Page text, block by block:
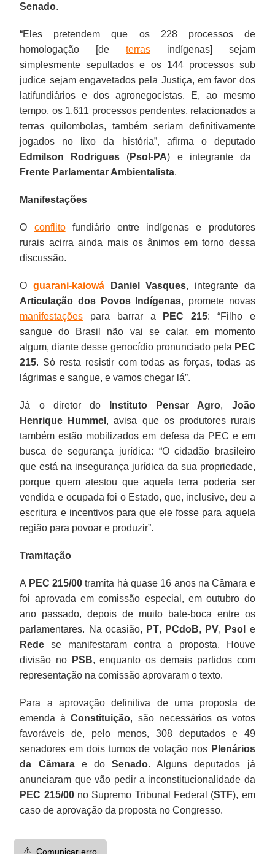
Senado.
“Eles pretendem que os 228 processos de
homologação [de terras indígenas] sejam
simplesmente sepultados e os 144 processos sub
judice sejam engavetados pela Justiça, em favor dos
latifundiários e dos agronegocistas. E, ao mesmo
tempo, os 1.611 processos pendentes, relacionados a
terras quilombolas, também seriam definitivamente
jogados no lixo da história”, afirma o deputado
Edmilson Rodrigues (Psol-PA) e integrante da
Frente Parlamentar Ambientalista.
Manifestações
O conflitofundiário entre indígenas e produtores
rurais acirra ainda mais os ânimos em torno dessa
discussão.
Oguarani-kaiowá Daniel Vasques, integrante da
Articulação dos Povos Indígenas, promete novas
manifestações para barrar a PEC 215: “Filho e
sangue do Brasil não vai se calar, em momento
algum, diante desse genocídio pronunciado pela PEC
215. Só resta resistir com todas as forças, todas as
lágrimas e sangue, e vamos chegar lá”.
Já o diretor do Instituto Pensar Agro, João
Henrique Hummel , avisa que os produtores rurais
também estão mobilizados em defesa da PEC e em
busca de segurança jurídica: “O cidadão brasileiro
que está na insegurança jurídica da sua propriedade,
porque quem atestou que aquela terra poderia ser
vendida e ocupada foi o Estado, que, inclusive, deu a
escritura e incentivos para que ele fosse para aquela
região para povoar e produzir”.
Tramitação
A PEC 215/00 tramita há quase 16 anos na Câmara e
foi aprovada em comissão especial, em outubro do
ano passado, depois de muito bate-boca entre os
parlamentares. Na ocasião, PT, PCdoB, PV, Psol
e
Rede se manifestaram contra a proposta. Houve
divisão no
PSB, enquanto os demais partidos com
representação na comissão aprovaram o texto.
Para a aprovação definitiva de uma proposta de
emenda àConstituição, são necessários os votos
favoráveis de, pelo menos, 308 deputados e 49
senadores em dois turnos de votação nos Plenários
da Câmarae doSenado. Alguns deputados já
anunciaram que vão pedir a inconstitucionalidade da
PEC 215/00no Supremo Tribunal Federal (STF), em
caso de aprovação da proposta no Congresso.
⚠️ Comunicar erro